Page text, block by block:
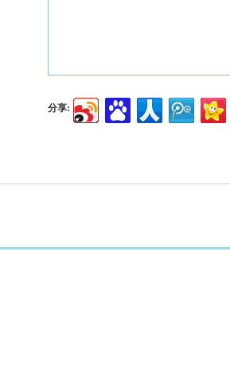
分享: